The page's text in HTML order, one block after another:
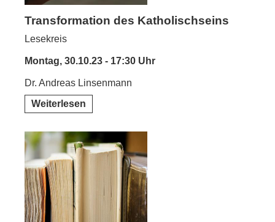
Transformation des Katholischseins
Lesekreis
Montag, 30.10.23 - 17:30 Uhr
Dr. Andreas Linsenmann
Weiterlesen